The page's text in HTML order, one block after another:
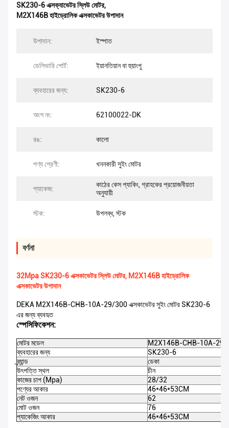
SK230-6 এক্সক্যাভেটর স্লিউ মোটর,
M2X146B হাইড্রোলিক এক্সকাভেটর উপাদান
উপাদান: ইস্পাত
ডেলিভারি পোর্ট: ইয়ানতিয়ান বা হুয়াংপু
ব্যবহারের জন্য: SK230-6
অংশ নং: 62100022-DK
রঙ: কালো
পণ্য শ্রেণী: খননকারী সুইং মোটর
প্যাকেজ:
কাঠের কেস প্যাকিং, গ্রাহকের প্রয়োজনীয়তা
অনুযায়ী
স্টক: উপলব্ধ, স্টক
বর্ণনা
32Mpa SK230-6 এক্সকাভেটর স্লিউ মোটর, M2X146B হাইড্রোলিক
এক্সকাভেটর উপাদান
DEKA M2X146B-CHB-10A-29/300 এক্সকাভেটর সুইং মোটর SK230-6
এর জন্য ব্যবহৃত
স্পেসিফিকেশন:
মোটর মডেল
M2X146B-CHB-10A-29/
ব্যবহারের জন্য
SK230-6
ব্র্যান্ড
ডেকা
উৎপত্তি স্থল
চীন
কাজের চাপ (Mpa)
28/32
পণ্যের আকার
46*46*53CM
নেট ওজন
62
মোট ওজন
76
প্যাকেজিং আকার
46*46*53CM